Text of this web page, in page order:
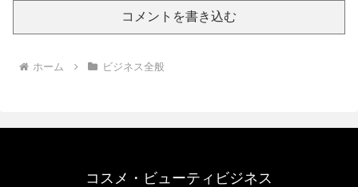
コメントを書き込む
ホーム ビジネス全般
コスメ・ビューティビジネス